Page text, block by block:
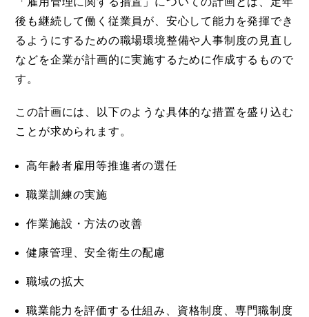
後も継続して働く従業員が、安心して能力を発揮でき
るようにするための職場環境整備や人事制度の見直し
などを企業が計画的に実施するために作成するもので
す。
この計画には、以下のような具体的な措置を盛り込む
ことが求められます。
高年齢者雇用等推進者の選任
職業訓練の実施
作業施設・方法の改善
健康管理、安全衛生の配慮
職域の拡大
職業能力を評価する仕組み、資格制度、専門職制度